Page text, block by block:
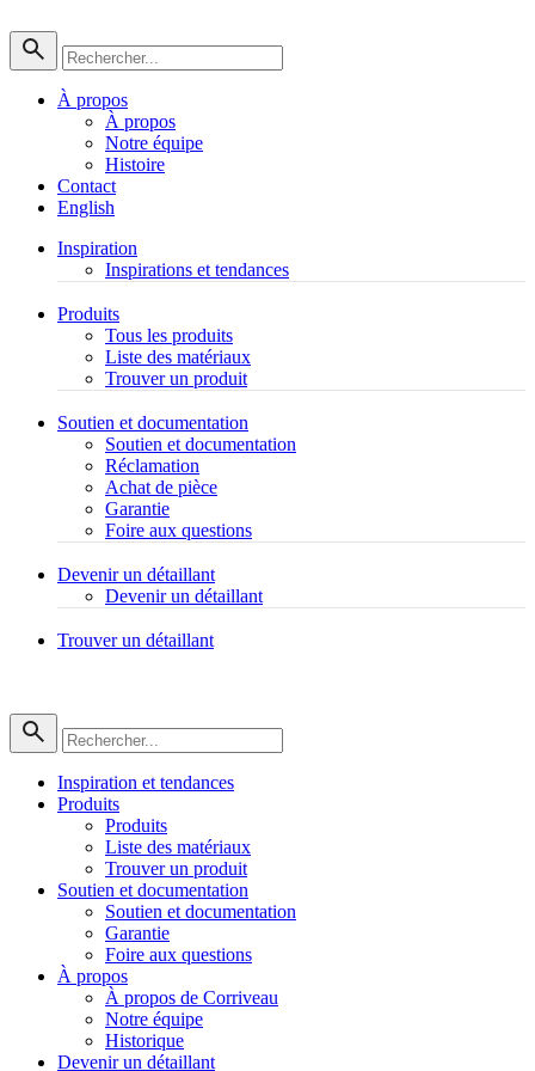
À propos
À propos
Notre équipe
Histoire
Contact
English
Inspiration
Inspirations et tendances
Produits
Tous les produits
Liste des matériaux
Trouver un produit
Soutien et documentation
Soutien et documentation
Réclamation
Achat de pièce
Garantie
Foire aux questions
Devenir un détaillant
Devenir un détaillant
Trouver un détaillant
Inspiration et tendances
Produits
Produits
Liste des matériaux
Trouver un produit
Soutien et documentation
Soutien et documentation
Garantie
Foire aux questions
À propos
À propos de Corriveau
Notre équipe
Historique
Devenir un détaillant